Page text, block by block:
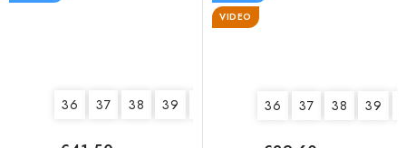
36 37 38 39
VIDEO
36 37 38 39